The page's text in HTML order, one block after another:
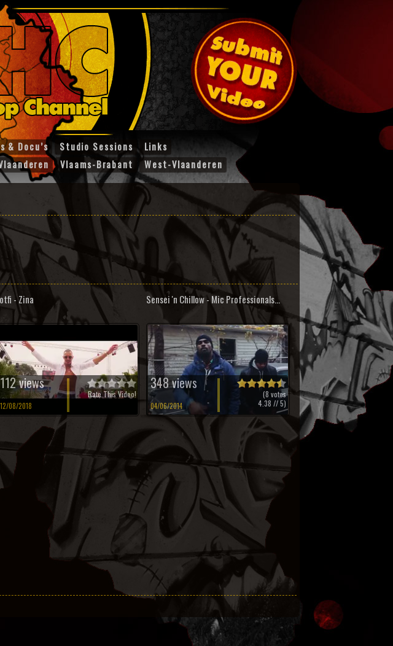
& Docu’s Studio Sessions
Links
Vlaams-Brabant West-Vlaanderen
- Zina
112 views
12/08/2018
Rate This Video!
Sensei 'n Chillow - Mic Professionals...
348 views
04/06/2014
(8 votes
4.38 // 5)